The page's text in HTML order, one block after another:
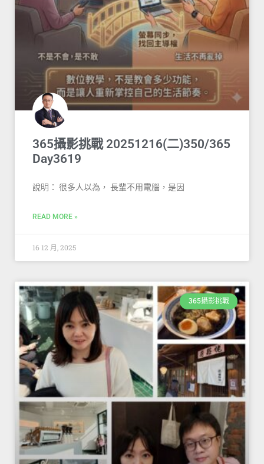
365攝影挑戰 20251216(二)350/365
Day3619
說明： 很多人以為， 長輩不用電腦，是因
READ MORE »
16 12 月, 2025
365攝影挑戰